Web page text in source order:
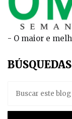
- O maior e